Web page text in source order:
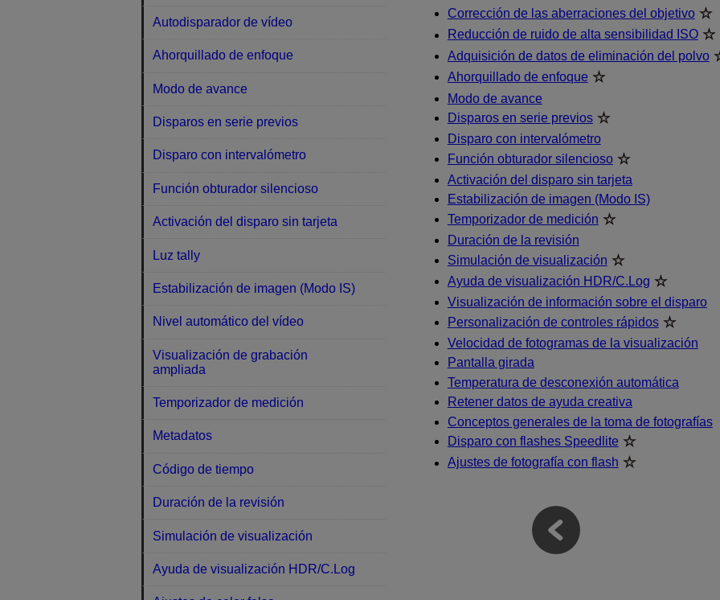
Corrección de las aberraciones del objetivo
Reducción de ruido de alta sensibilidad ISO
Adquisición de datos de eliminación del polvo
Ahorquillado de enfoque
Modo de avance
Disparos en serie previos
Disparo con intervalómetro
Función obturador silencioso
Activación del disparo sin tarjeta
Estabilización de imagen (Modo IS)
Temporizador de medición
Duración de la revisión
Simulación de visualización
Ayuda de visualización HDR/C.Log
Visualización de información sobre el disparo
Personalización de controles rápidos
Velocidad de fotogramas de la visualización
Pantalla girada
Temperatura de desconexión automática
Retener datos de ayuda creativa
Conceptos generales de la toma de fotografías
Disparo con flashes Speedlite
Ajustes de fotografía con flash
Autodisparador de vídeo
Ahorquillado de enfoque
Modo de avance
Disparos en serie previos
Disparo con intervalómetro
Función obturador silencioso
Activación del disparo sin tarjeta
Luz tally
Estabilización de imagen (Modo IS)
Nivel automático del vídeo
Visualización de grabación
ampliada
Temporizador de medición
Metadatos
Código de tiempo
Duración de la revisión
Simulación de visualización
Ayuda de visualización HDR/C.Log